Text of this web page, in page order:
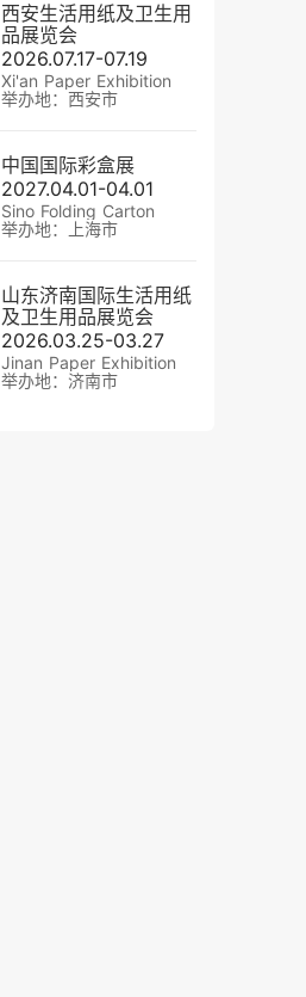
西安生活用纸及卫生用
品展览会
2026.07.17-07.19
Xi'an Paper Exhibition
举办地：西安市
中国国际彩盒展
2027.04.01-04.01
Sino Folding Carton
举办地：上海市
山东济南国际生活用纸
及卫生用品展览会
2026.03.25-03.27
Jinan Paper Exhibition
举办地：济南市